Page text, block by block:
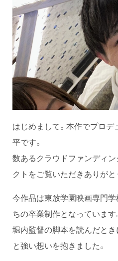
はじめまして。本作でプロ
平です。
数あるクラウドファンディン
クトをご覧いただきありがと
今作品は東放学園映画専門
ちの卒業制作となっています
堀内監督の脚本を読んだと
と強い想いを抱きました。